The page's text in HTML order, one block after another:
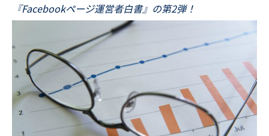
『Facebookページ運営者白書』の第2弾！